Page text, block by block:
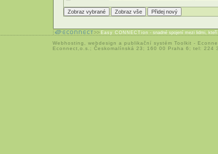
Easy CONNECTion - snadné spojení mezi lidmi,
Webhosting webdesign a publikační systém Toolkit -
Econnect,o.s.; Českomalínská 23; 160 00 Praha 6; tel: 224